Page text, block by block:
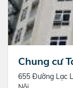
Chung cư
655 Đường Lạc